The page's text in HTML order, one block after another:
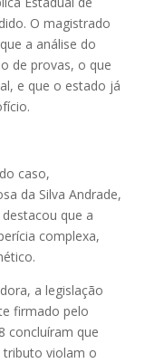
O magistrado
a análise do
de provas, o que
e que o estado já
caso,
da Silva Andrade,
que a
complexa,
a legislação
firmado pelo
concluíram que
tributo violam o